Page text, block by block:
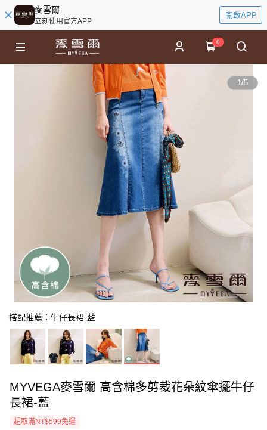
麥雪爾
立刻使用官方APP
開啟APP
0
1/5
搭配推薦：牛仔長裙-藍
MYVEGA麥雪爾 高含棉多剪裁花朵紋傘擺牛仔
長裙-藍
超取滿NT$599免運